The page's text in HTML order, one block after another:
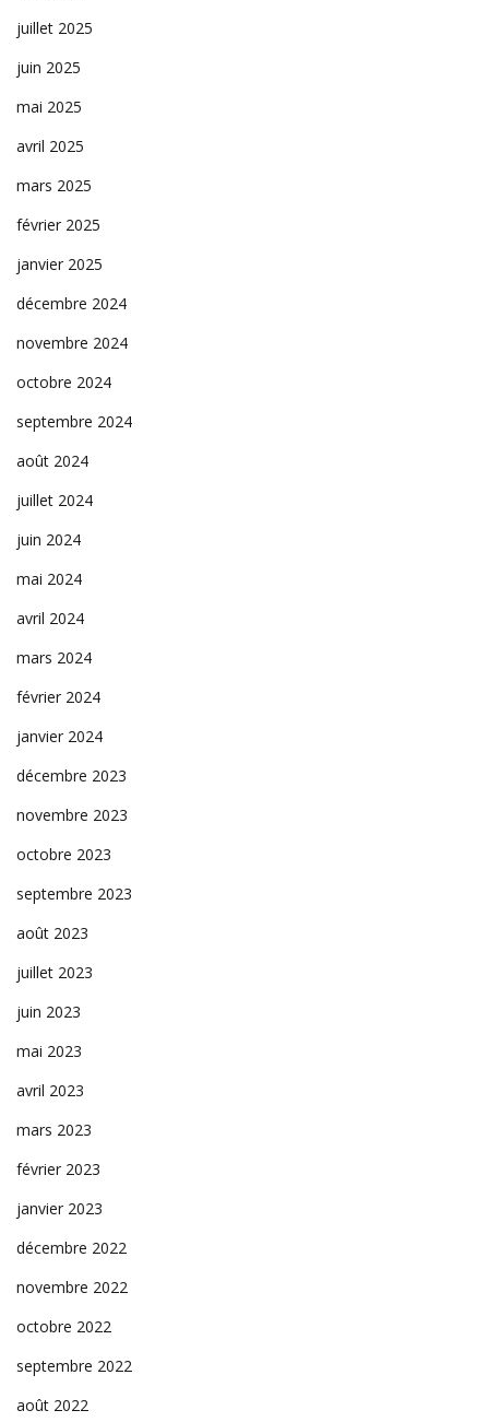
juillet 2025
juin 2025
mai 2025
avril 2025
mars 2025
février 2025
janvier 2025
décembre 2024
novembre 2024
octobre 2024
septembre 2024
août 2024
juillet 2024
juin 2024
mai 2024
avril 2024
mars 2024
février 2024
janvier 2024
décembre 2023
novembre 2023
octobre 2023
septembre 2023
août 2023
juillet 2023
juin 2023
mai 2023
avril 2023
mars 2023
février 2023
janvier 2023
décembre 2022
novembre 2022
octobre 2022
septembre 2022
août 2022